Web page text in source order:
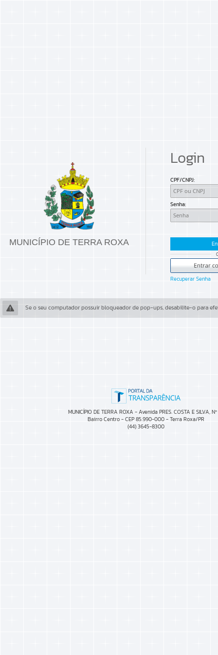
MUNICÍPIO DE TERRA ROXA
Login
CPF/CNPJ
Senha
Recuperar Senha
Se o seu computador possuir bloqueador de pop-ups, desabilite-o para
MUNICÍPIO DE TERRA ROXA - Avenida PRES. COSTA E SILVA,
Bairro Centro - CEP 85.990-000 - Terra Roxa/PR
(44) 3645-8300